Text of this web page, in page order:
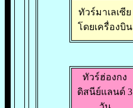
ทัวร์มาเลเซีย
โดยเครื่องบิน
ทัวร์ฮ่องกง
ดิสนีย์แลนด์ 3